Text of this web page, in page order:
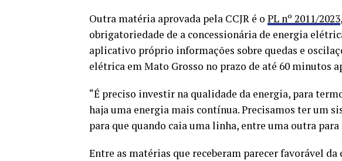
Outra matéria aprovada pela CCJR é o PL nº 2011/2023
obrigatoriedade de a concessionária de energia
aplicativo próprio informações sobre quedas e
elétrica em Mato Grosso no prazo de até 60 minutos
“É preciso investir na qualidade da energia, para
haja uma energia mais contínua. Precisamos ter um
para que quando caia uma linha, entre uma outra
Entre as matérias que receberam parecer favorável